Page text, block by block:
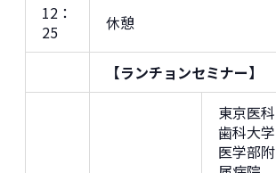
12：
25
休憩
【ランチョンセミナー】
東京医科
歯科大学
医学部附